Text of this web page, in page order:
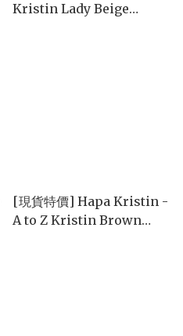
Kristin Lady Beige
[現貨特價] Hapa Kristin -
A to Z Kristin Brown